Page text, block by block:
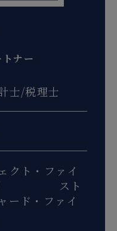
ナー
士/税理士
クト・ファイ
ス/ スト
ード・ファイ